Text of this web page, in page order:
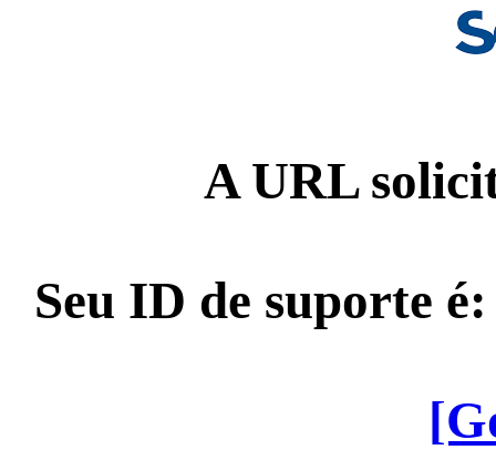
A URL
Seu ID de suporte